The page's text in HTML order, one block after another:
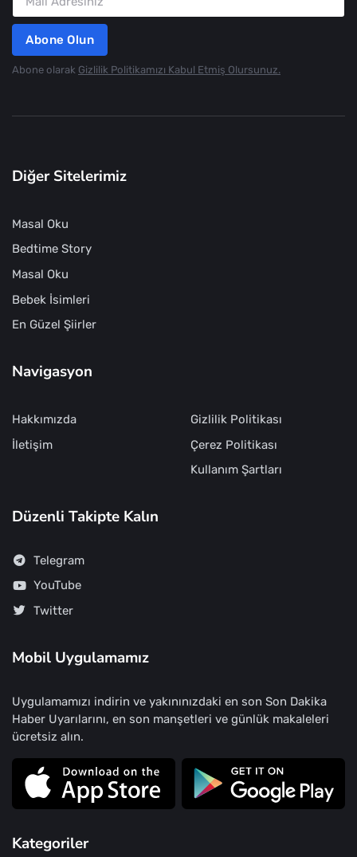
Abone Olun
Abone olarak Gizlilik Politikamızı Kabul Etmiş Olursunuz.
Diğer Sitelerimiz
Masal Oku
Bedtime Story
Masal Oku
Bebek İsimleri
En Güzel Şiirler
Navigasyon
Hakkımızda
İletişim
Gizlilik Politikası
Çerez Politikası
Kullanım Şartları
Düzenli Takipte Kalın
Telegram
YouTube
Twitter
Mobil Uygulamamız
Uygulamamızı indirin ve yakınınızdaki en son Son Dakika
Haber Uyarılarını, en son manşetleri ve günlük makaleleri
ücretsiz alın.
Kategoriler